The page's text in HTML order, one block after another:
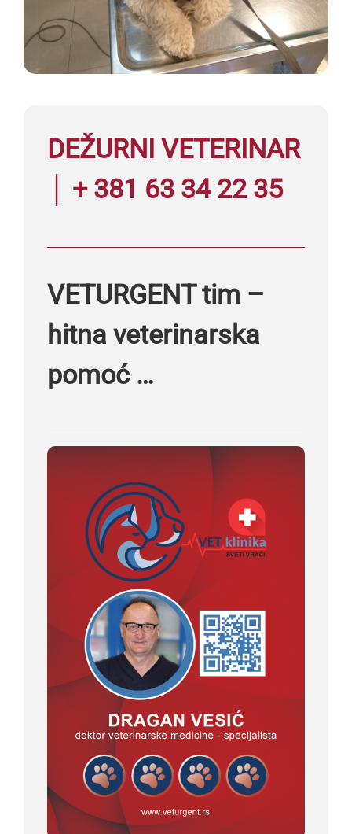
DEŽURNI VETERINAR
│ + 381 63 34 22 35
VETURGENT tim –
hitna veterinarska
pomoć …